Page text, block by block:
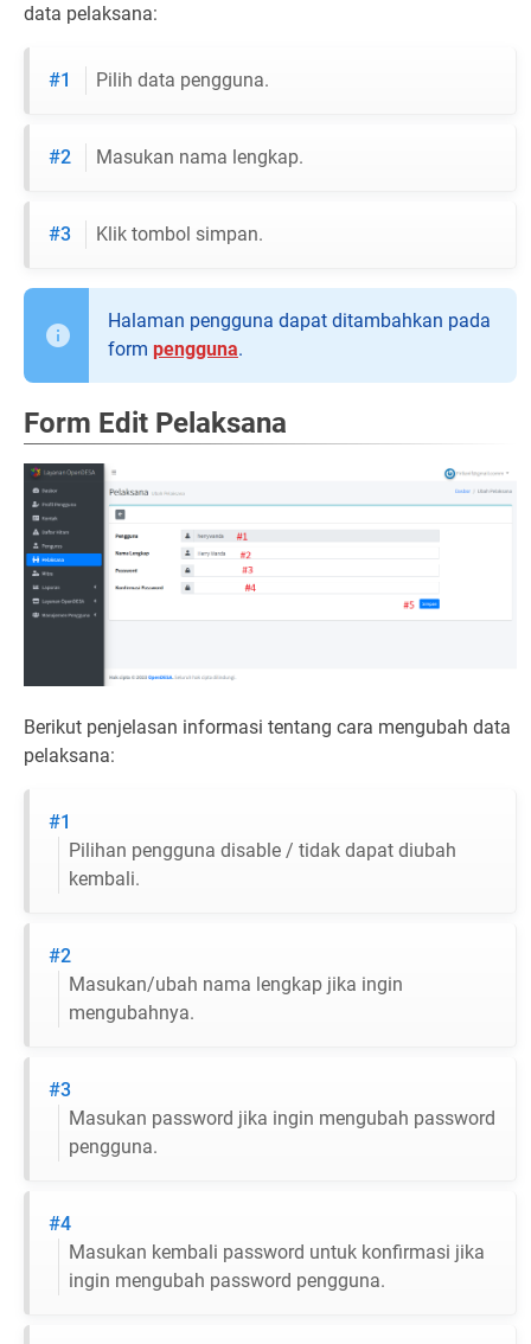
data pelaksana:
#1 Pilih data pengguna.
#2 Masukan nama lengkap.
#3 Klik tombol simpan.
Halaman pengguna dapat ditambahkan pada
form pengguna.
Form Edit Pelaksana
Berikut penjelasan informasi tentang cara mengubah data
pelaksana:
#1
Pilihan pengguna disable / tidak dapat diubah
kembali.
#2
Masukan/ubah nama lengkap jika ingin
mengubahnya.
#3
Masukan password jika ingin mengubah password
pengguna.
#4
Masukan kembali password untuk konfirmasi jika
ingin mengubah password pengguna.